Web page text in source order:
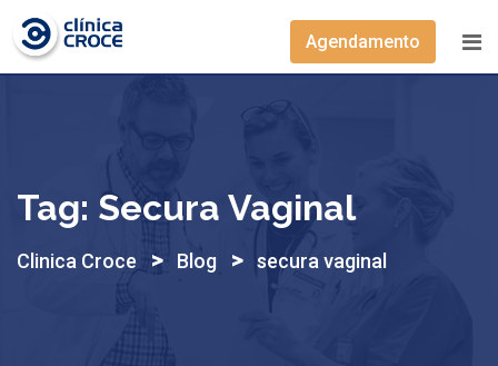
Skip
content
Agendamento
Tag: Secura Vaginal
Clinica Croce > Blog > secura vaginal